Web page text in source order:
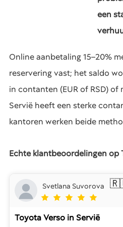
een
Online aanbetaling 15–20%
reservering vast; het saldo
in contanten (EUR of RSD)
Servië heeft een sterke
kantoren werken beide
Echte klantbeoordelingen op
Svetlana Suvorova
Toyota Verso in Servië